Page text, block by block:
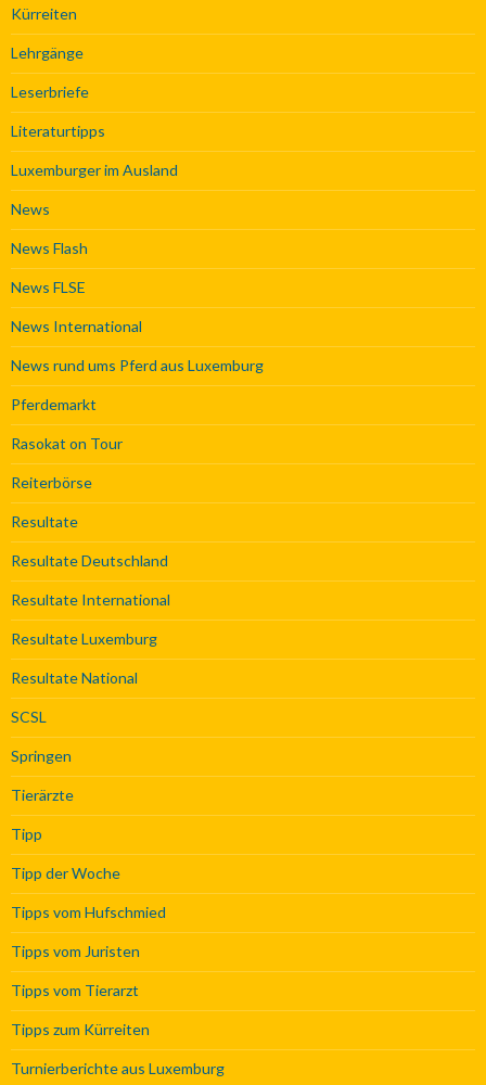
Kürreiten
Lehrgänge
Leserbriefe
Literaturtipps
Luxemburger im Ausland
News
News Flash
News FLSE
News International
News rund ums Pferd aus Luxemburg
Pferdemarkt
Rasokat on Tour
Reiterbörse
Resultate
Resultate Deutschland
Resultate International
Resultate Luxemburg
Resultate National
SCSL
Springen
Tierärzte
Tipp
Tipp der Woche
Tipps vom Hufschmied
Tipps vom Juristen
Tipps vom Tierarzt
Tipps zum Kürreiten
Turnierberichte aus Luxemburg